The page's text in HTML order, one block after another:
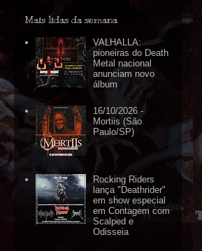
Mais lidas da semana
VALHALLA:
pioneiras do Death
Metal nacional
anunciam novo
álbum
16/10/2026 -
Mortiis (São
Paulo/SP)
Rocking Riders
lança "Deathrider"
em show especial
em Contagem com
Scalped e
Odisseia